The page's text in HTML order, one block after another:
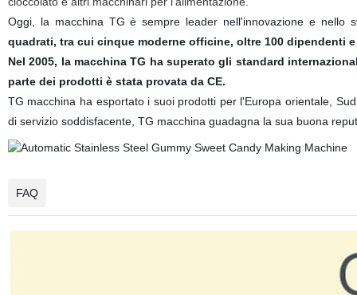
Oggi, la macchina TG è sempre leader nell'innovazione e nello
quadrati, tra cui cinque moderne officine, oltre 100 dipendenti
Nel 2005, la macchina TG ha superato gli standard
parte dei prodotti è stata provata da CE.
TG macchina ha esportato i suoi prodotti per l'Europa orientale,
di servizio soddisfacente, TG macchina guadagna la sua buona
FAQ